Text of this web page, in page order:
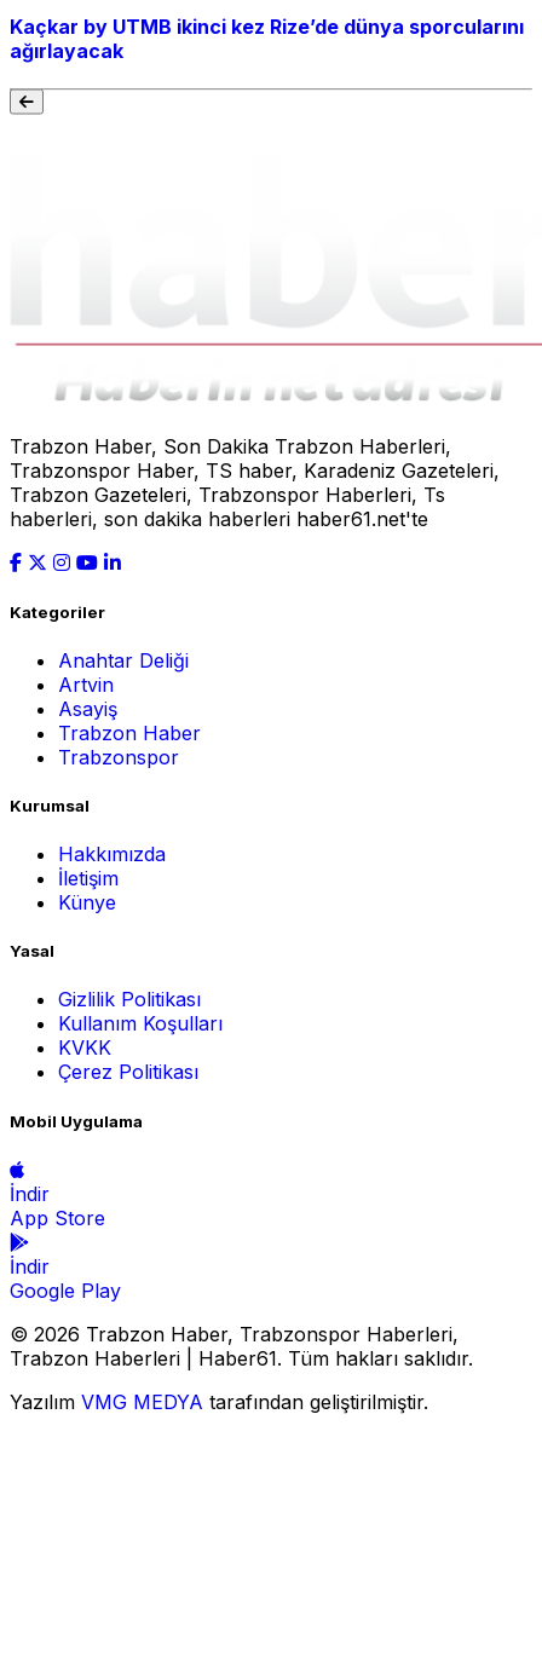
Kaçkar by UTMB ikinci kez Rize’de dünya sporcularını
ağırlayacak
Trabzon Haber, Son Dakika Trabzon Haberleri,
Trabzonspor Haber, TS haber, Karadeniz Gazeteleri,
Trabzon Gazeteleri, Trabzonspor Haberleri, Ts
haberleri, son dakika haberleri haber61.net'te
Kategoriler
Anahtar Deliği
Artvin
Asayiş
Trabzon Haber
Trabzonspor
Kurumsal
Hakkımızda
İletişim
Künye
Yasal
Gizlilik Politikası
Kullanım Koşulları
KVKK
Çerez Politikası
Mobil Uygulama
İndir
App Store
İndir
Google Play
© 2026 Trabzon Haber, Trabzonspor Haberleri,
Trabzon Haberleri | Haber61. Tüm hakları saklıdır.
Yazılım VMG MEDYA tarafından geliştirilmiştir.